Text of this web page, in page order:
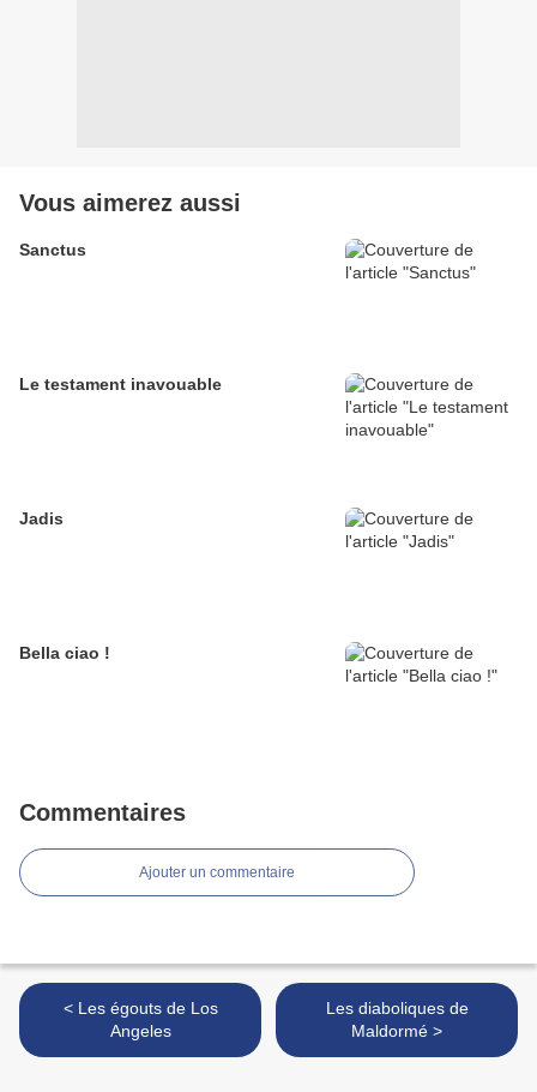
Vous aimerez aussi
Sanctus
Le testament inavouable
Jadis
Bella ciao !
Commentaires
Ajouter un commentaire
< Les égouts de Los
Angeles
Les diaboliques de
Maldormé >